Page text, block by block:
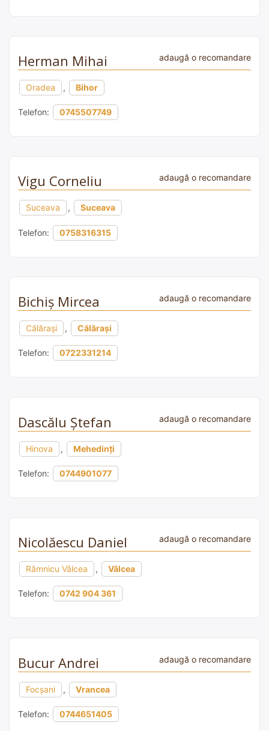
Herman Mihai adaugă o recomandare
Oradea , Bihor
Telefon: 0745507749
Vigu Corneliu adaugă o recomandare
Suceava , Suceava
Telefon: 0758316315
Bichiş Mircea adaugă o recomandare
Călărași , Călărași
Telefon: 0722331214
Dascălu Ştefan adaugă o recomandare
Hinova , Mehedinți
Telefon: 0744901077
Nicolăescu Daniel adaugă o recomandare
Râmnicu Vâlcea , Vâlcea
Telefon: 0742 904 361
Bucur Andrei adaugă o recomandare
Focșani , Vrancea
Telefon: 0744651405